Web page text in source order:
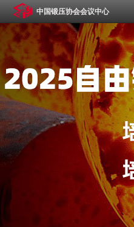
中国锻压协会会议中心